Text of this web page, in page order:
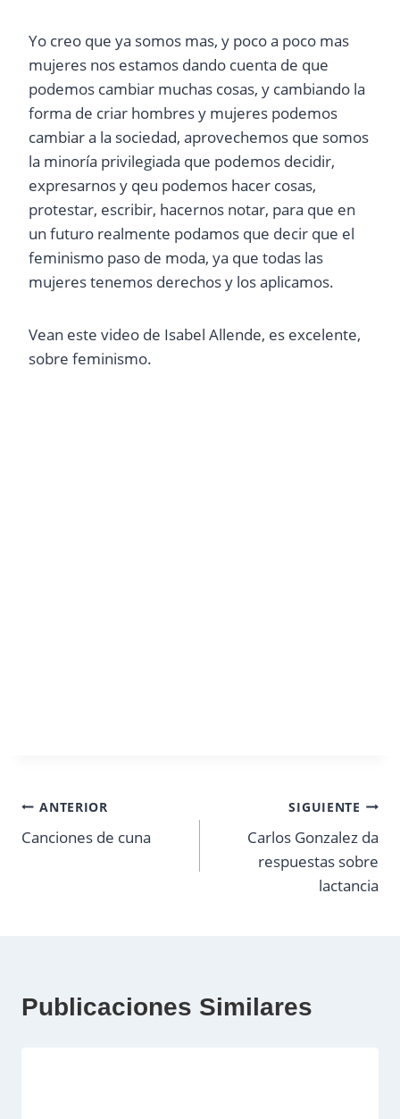
Yo creo que ya somos mas, y poco a poco mas
mujeres nos estamos dando cuenta de que
podemos cambiar muchas cosas, y cambiando la
forma de criar hombres y mujeres podemos
cambiar a la sociedad, aprovechemos que somos
la minoría privilegiada que podemos decidir,
expresarnos y qeu podemos hacer cosas,
protestar, escribir, hacernos notar, para que en
un futuro realmente podamos que decir que el
feminismo paso de moda, ya que todas las
mujeres tenemos derechos y los aplicamos.
Vean este video de Isabel Allende, es excelente,
sobre feminismo.
Navegación
de
ANTERIOR
Canciones de cuna
SIGUIENTE
Carlos Gonzalez da
respuestas sobre
lactancia
Publicaciones Similares